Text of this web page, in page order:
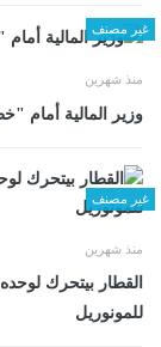
غير مصنف
منذ شهرين
وزير المالية أمام
غير مصنف
منذ شهرين
القطار بيتحرك
للمونوريل